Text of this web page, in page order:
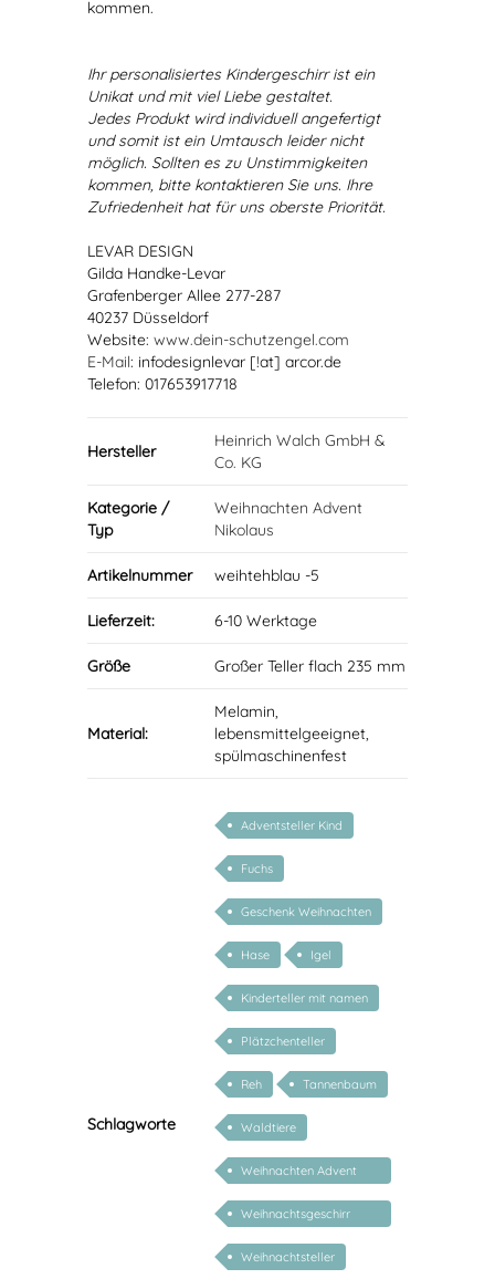
kommen.
Ihr personalisiertes Kindergeschirr ist ein
Unikat und mit viel Liebe gestaltet.
Jedes Produkt wird individuell angefertigt
und somit ist ein Umtausch leider nicht
möglich. Sollten es zu Unstimmigkeiten
kommen, bitte kontaktieren Sie uns. Ihre
Zufriedenheit hat für uns oberste Priorität.
LEVAR DESIGN
Gilda Handke-Levar
Grafenberger Allee 277-287
40237 Düsseldorf
Website: www.dein-schutzengel.com
E-Mail: infodesignlevar [!at] arcor.de
Telefon: 017653917718
Hersteller
Heinrich Walch GmbH &
Co. KG
Kategorie /
Typ
Weihnachten Advent
Nikolaus
Artikelnummer weihtehblau -5
Lieferzeit: 6-10 Werktage
Größe Großer Teller flach 235 mm
Material:
Melamin,
lebensmittelgeeignet,
spülmaschinenfest
Schlagworte
Adventsteller Kind
Fuchs
Geschenk Weihnachten
Hase Igel
Kinderteller mit namen
Plätzchenteller
Reh Tannenbaum
Waldtiere
Weihnachten Advent
Nikolaus
Weihnachtsgeschirr
Kinder
Weihnachtsteller